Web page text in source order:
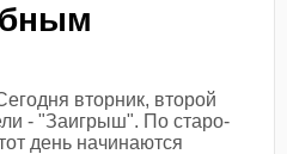
вторник, второй
- "Заигрыш". По старо-
день начинаются